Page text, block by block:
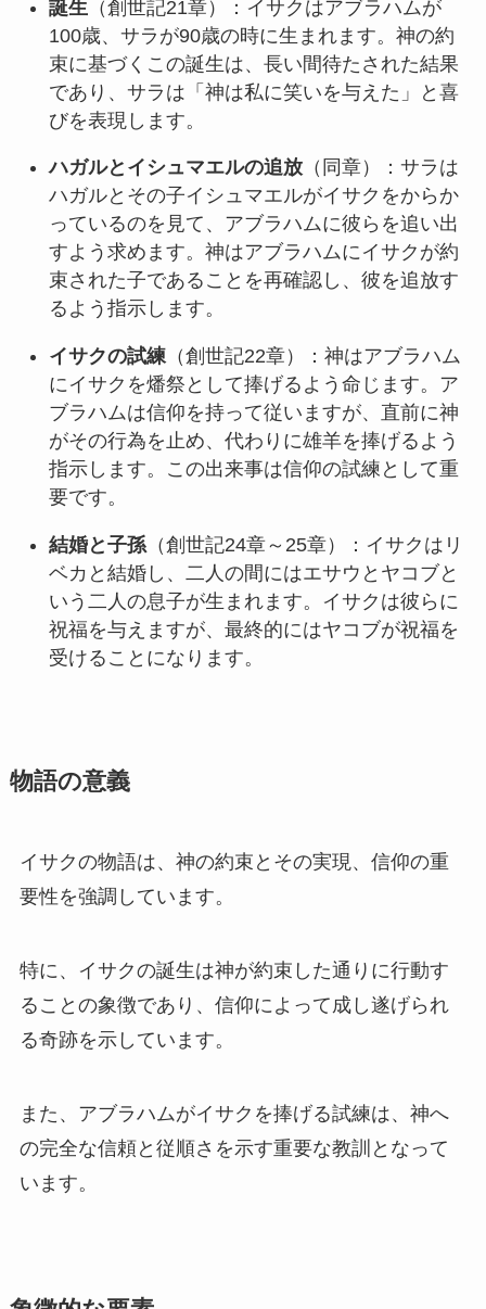
誕生 （創世記21章）：イサクはアブラハムが
100歳、サラが90歳の時に生まれます。神の約
束に基づくこの誕生は、長い間待たされた結果
であり、サラは「神は私に笑いを与えた」と喜
びを表現します。
ハガルとイシュマエルの追放（同章）：サラは
ハガルとその子イシュマエルがイサクをからか
っているのを見て、アブラハムに彼らを追い出
すよう求めます。神はアブラハムにイサクが約
束された子であることを再確認し、彼を追放す
るよう指示します。
イサクの試練（創世記22章）：神はアブラハム
にイサクを燔祭として捧げるよう命じます。ア
ブラハムは信仰を持って従いますが、直前に神
がその行為を止め、代わりに雄羊を捧げるよう
指示します。この出来事は信仰の試練として重
要です。
結婚と子孫（創世記24章～25章）：イサクはリ
ベカと結婚し、二人の間にはエサウとヤコブと
いう二人の息子が生まれます。イサクは彼らに
祝福を与えますが、最終的にはヤコブが祝福を
受けることになります。
物語の意義
イサクの物語は、神の約束とその実現、信仰の重
要性を強調しています。
特に、イサクの誕生は神が約束した通りに行動す
ることの象徴であり、信仰によって成し遂げられ
る奇跡を示しています。
また、アブラハムがイサクを捧げる試練は、神へ
の完全な信頼と従順さを示す重要な教訓となって
います。